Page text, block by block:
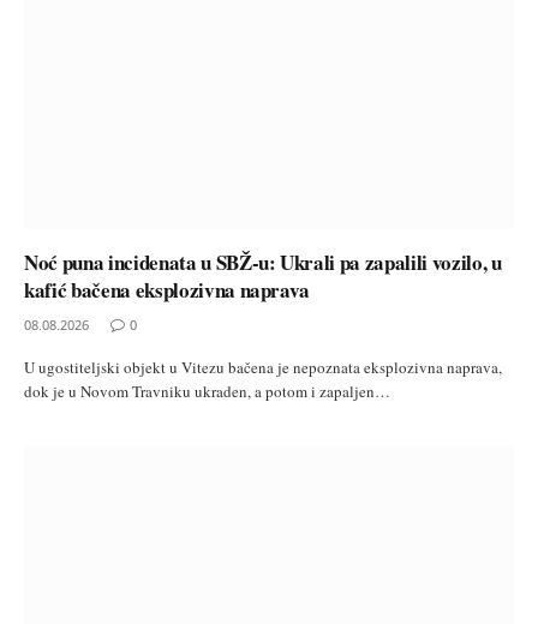
Noć puna incidenata u SBŽ-u: Ukrali pa zapalili vozilo, u
kafić bačena eksplozivna naprava
08.08.2026 0
U ugostiteljski objekt u Vitezu bačena je nepoznata eksplozivna naprava,
dok je u Novom Travniku ukraden, a potom i zapaljen…